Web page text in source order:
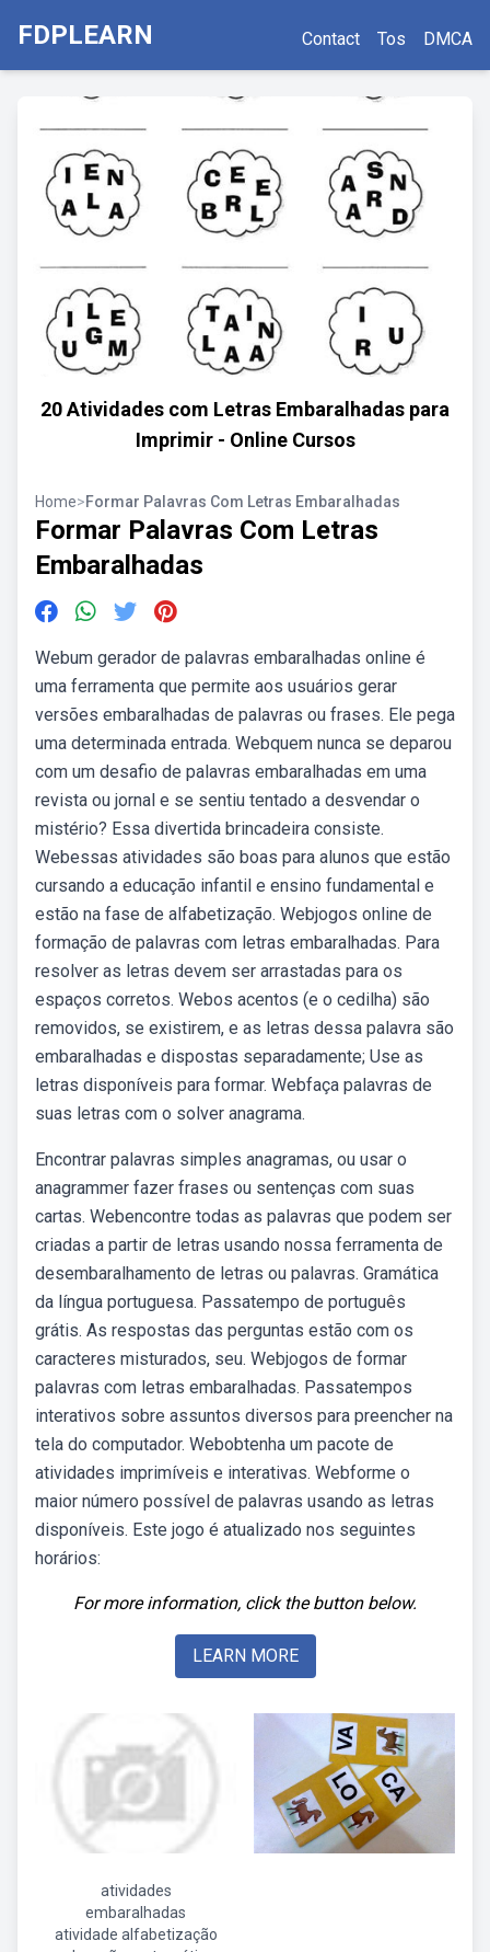
FDPLEARN Contact Tos DMCA
20 Atividades com Letras Embaralhadas para
Imprimir - Online Cursos
Home>Formar Palavras Com Letras Embaralhadas
Formar Palavras Com Letras
Embaralhadas
Webum gerador de palavras embaralhadas online é
uma ferramenta que permite aos usuários gerar
versões embaralhadas de palavras ou frases. Ele pega
uma determinada entrada. Webquem nunca se deparou
com um desafio de palavras embaralhadas em uma
revista ou jornal e se sentiu tentado a desvendar o
mistério? Essa divertida brincadeira consiste.
Webessas atividades são boas para alunos que estão
cursando a educação infantil e ensino fundamental e
estão na fase de alfabetização. Webjogos online de
formação de palavras com letras embaralhadas. Para
resolver as letras devem ser arrastadas para os
espaços corretos. Webos acentos (e o cedilha) são
removidos, se existirem, e as letras dessa palavra são
embaralhadas e dispostas separadamente; Use as
letras disponíveis para formar. Webfaça palavras de
suas letras com o solver anagrama.
Encontrar palavras simples anagramas, ou usar o
anagrammer fazer frases ou sentenças com suas
cartas. Webencontre todas as palavras que podem ser
criadas a partir de letras usando nossa ferramenta de
desembaralhamento de letras ou palavras. Gramática
da língua portuguesa. Passatempo de português
grátis. As respostas das perguntas estão com os
caracteres misturados, seu. Webjogos de formar
palavras com letras embaralhadas. Passatempos
interativos sobre assuntos diversos para preencher na
tela do computador. Webobtenha um pacote de
atividades imprimíveis e interativas. Webforme o
maior número possível de palavras usando as letras
disponíveis. Este jogo é atualizado nos seguintes
horários:
For more information, click the button below.
LEARN MORE
atividades
embaralhadas
atividade alfabetização